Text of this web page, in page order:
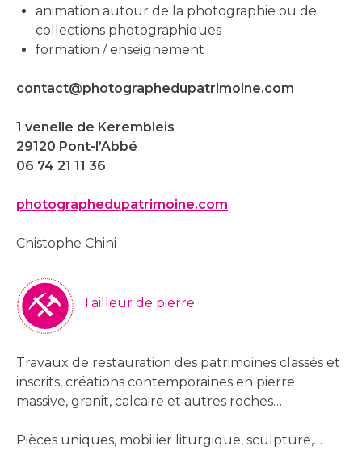
animation autour de la photographie ou de
collections photographiques
formation / enseignement
contact@photographedupatrimoine.com
1 venelle de Kerembleis
29120 Pont-l’Abbé
06 74 21 11 36
photographedupatrimoine.com
Chistophe Chini
Tailleur de pierre
Travaux de restauration des patrimoines classés et
inscrits, créations contemporaines en pierre
massive, granit, calcaire et autres roches…
Pièces uniques, mobilier liturgique, sculpture,…